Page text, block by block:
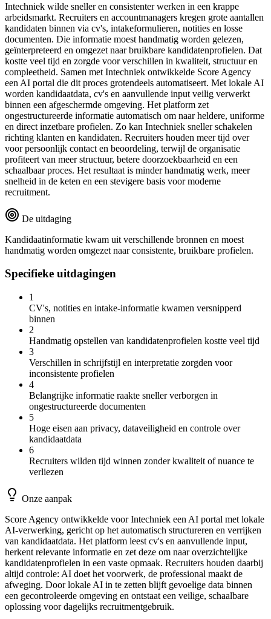
Intechniek wilde sneller en consistenter werken in een krappe
arbeidsmarkt. Recruiters en accountmanagers kregen grote aantallen
kandidaten binnen via cv's, intakeformulieren, notities en losse
documenten. Die informatie moest handmatig worden gelezen,
geïnterpreteerd en omgezet naar bruikbare kandidatenprofielen. Dat
kostte veel tijd en zorgde voor verschillen in kwaliteit, structuur en
compleetheid. Samen met Intechniek ontwikkelde Score Agency
een AI portal die dit proces grotendeels automatiseert. Met lokale AI
worden kandidaatdata, cv's en aanvullende input veilig verwerkt
binnen een afgeschermde omgeving. Het platform zet
ongestructureerde informatie automatisch om naar heldere, uniforme
en direct inzetbare profielen. Zo kan Intechniek sneller schakelen
richting klanten en kandidaten. Recruiters houden meer tijd over
voor persoonlijk contact en beoordeling, terwijl de organisatie
profiteert van meer structuur, betere doorzoekbaarheid en een
schaalbaar proces. Het resultaat is minder handmatig werk, meer
snelheid in de keten en een stevigere basis voor moderne
recruitment.
De uitdaging
Kandidaatinformatie kwam uit verschillende bronnen en moest
handmatig worden omgezet naar consistente, bruikbare profielen.
Specifieke uitdagingen
1
CV's, notities en intake-informatie kwamen versnipperd
binnen
2
Handmatig opstellen van kandidatenprofielen kostte veel tijd
3
Verschillen in schrijfstijl en interpretatie zorgden voor
inconsistente profielen
4
Belangrijke informatie raakte sneller verborgen in
ongestructureerde documenten
5
Hoge eisen aan privacy, dataveiligheid en controle over
kandidaatdata
6
Recruiters wilden tijd winnen zonder kwaliteit of nuance te
verliezen
Onze aanpak
Score Agency ontwikkelde voor Intechniek een AI portal met lokale
AI-verwerking, gericht op het automatisch structureren en verrijken
van kandidaatdata. Het platform leest cv's en aanvullende input,
herkent relevante informatie en zet deze om naar overzichtelijke
kandidatenprofielen in een vaste opmaak. Recruiters houden daarbij
altijd controle: AI doet het voorwerk, de professional maakt de
afweging. Door lokale AI in te zetten blijft gevoelige data binnen
een gecontroleerde omgeving en ontstaat een veilige, schaalbare
oplossing voor dagelijks recruitmentgebruik.